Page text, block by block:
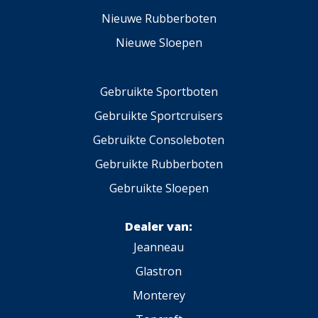
Nieuwe Rubberboten
Nieuwe Sloepen
Gebruikte Sportboten
Gebruikte Sportcruisers
Gebruikte Consoleboten
Gebruikte Rubberboten
Gebruikte Sloepen
Dealer van:
Jeanneau
Glastron
Monterey